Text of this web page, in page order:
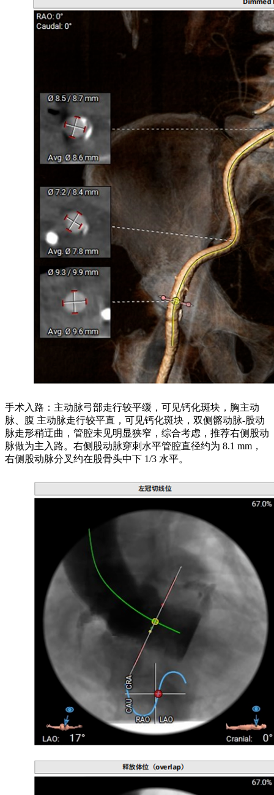
手术入路：主动脉弓部走行较平缓，可见钙化斑块，胸主动
脉、腹 主动脉走行较平直，可见钙化斑块，双侧髂动脉-股动
脉走形稍迂曲，管腔未见明显狭窄，综合考虑，推荐右侧股动
脉做为主入路。右侧股动脉穿刺水平管腔直径约为 8.1 mm，
右侧股动脉分叉约在股骨头中下 1/3 水平。